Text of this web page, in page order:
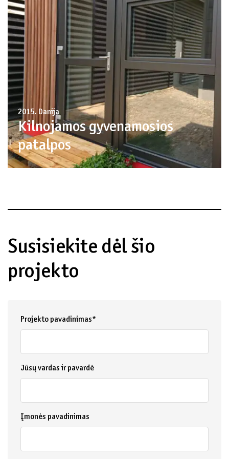
2015. Danija
Kilnojamos gyvenamosios
patalpos
Susisiekite dėl šio
projekto
Projekto pavadinimas*
Jūsų vardas ir pavardė
Įmonės pavadinimas